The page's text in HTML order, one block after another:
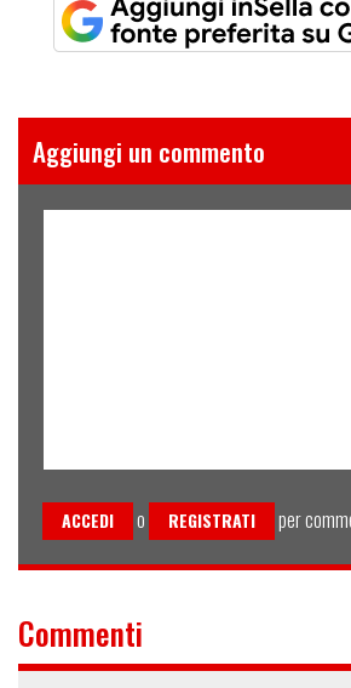
Aggiungi un commento
ACCEDI o REGISTRATI per
Commenti